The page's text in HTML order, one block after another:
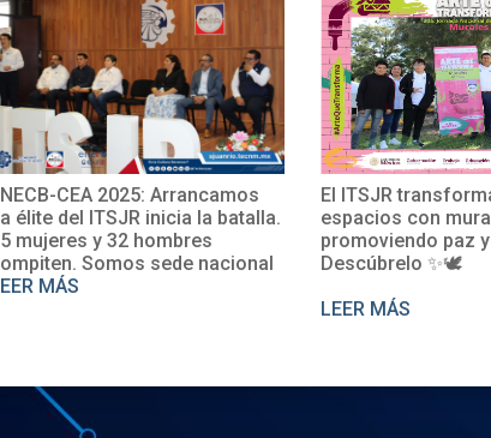
El ITSJR transforma sus
espacios con murales y tequio,
promoviendo paz y prevención.
Descúbrelo ✨🕊
El TecNM San
impulsa su
con la
Rosalío en un